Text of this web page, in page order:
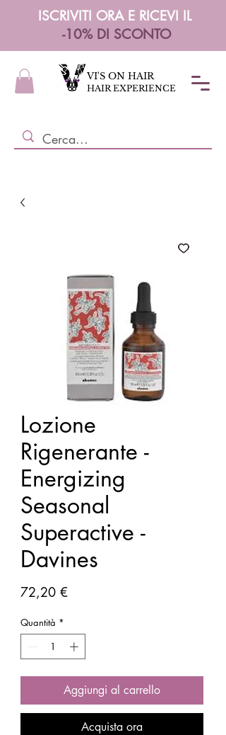
ISCRIVITI ORA E RICEVI IL
-10% DI SCONTO
HAIR EXPERIENCE
VI'S ON HAIR
Lozione
Rigenerante -
Energizing
Seasonal
Superactive -
Davines
72,20 €Prezzo
Quantità *
Aggiungi al carrello
Acquista ora